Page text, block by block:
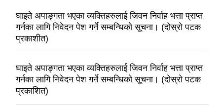
घाइते अपाङ्गता भएका व्यक्तिहरुलाई जिवन निर्वाह भत्ता प्राप्त
गर्नका लागि निवेदन पेश गर्ने सम्बन्धिको सूचना। (दोस्रो पटक
प्रकाशीत)
घाइते अपाङ्गता भएका व्यक्तिहरुलाई जिवन निर्वाह भत्ता प्राप्त
गर्नका लागि निवेदन पेश गर्ने सम्बन्धिको सूचना। (दोस्रो पटक
प्रकाशित)